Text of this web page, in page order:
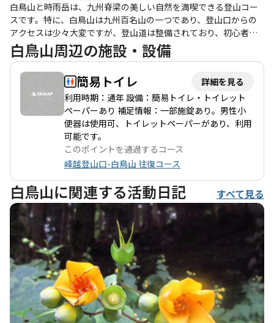
白鳥山と時雨岳は、九州脊梁の美しい自然を満喫できる登山コー
スです。特に、白鳥山は九州百名山の一つであり、登山口からの
アクセスは少々大変ですが、登山道は整備されており、初心者か
ら健脚者まで楽しめるコースとなっています。登山口までの道の
りは険しく、特に冬季は雪の影響を受けることがありますが、最
近の暖かさで雪が溶けているため、ノーマルタイヤでもアクセス
可能な場合があります。 登山道は、白鳥山の頂上まで約1.1km、
標高差約300mで、比較的短時間で到達できます。頂上からは九州
脊梁の山々を望むことができ、特に晴れた日にはその美しい景観
に感動することでしょう。ただし、時雨岳へ向かう縦走路では、
木々に囲まれているため展望は限られますが、途中には見晴らし
の良いスポットも点在しています。 春には山芍薬が満開となり、
特に白鳥山から時雨岳にかけての道沿いには色とりどりの花々が
咲き誇ります。登山者たちの体験談によれば、山芍薬の群生地は
圧巻で、訪れる価値があります。特に、時雨岳周辺の群生地は見
応えがあり、登山の楽しみの一つとなっています。 また、登山中
には、静かな森の中での森林浴や、苔むした老木、清らかな湧水
など、自然の美しさを感じることができます。登山道は比較的歩
きやすく、途中にはバイケイソウやミツバツツジなどの花々も見
られ、四季折々の風景を楽しむことができます。 周辺には温泉や
観光スポットもあり、登山後の疲れを癒すことができるのも魅力
の一つです。特に高千穂温泉などは、登山の疲れを癒すのに最適
です。白鳥山と時雨岳は、自然の美しさと登山の楽しさを存分に
味わえるコースであり、仲間と共に訪れることで、より一層の思
い出を作ることができるでしょう。
白鳥山周辺の施設・設備
簡易トイレ
詳細を見る
利用時期：通年 設備：簡易トイレ・トイレット
ペーパーあり 補足情報：一部施錠あり。男性小
便器は使用可、トイレットペーパーがあり、利用
可能です。
このポイントを通過するコース
峰越登山口-白鳥山 往復コース
白鳥山に関連する活動日記 すべて見る